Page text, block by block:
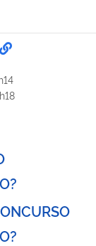
por Facebook
por Twitter
por
Compartilhe
link para